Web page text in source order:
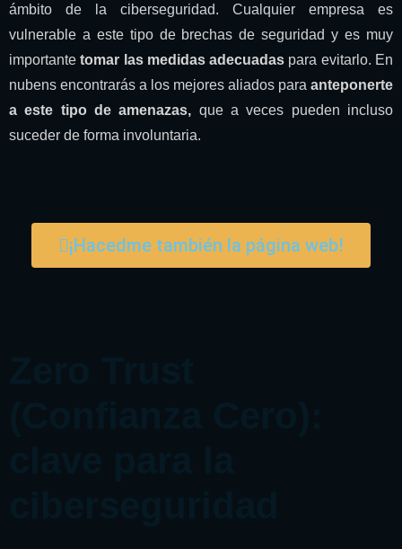
ámbito de la ciberseguridad. Cualquier empresa es
vulnerable a este tipo de brechas de seguridad y es muy
importantetomar las medidas adecuadas para evitarlo. En
nubens encontrarás a los mejores aliados para anteponerte
a este tipo de amenazas, que a veces pueden incluso
suceder de forma involuntaria.
¡Hacedme también la página web!